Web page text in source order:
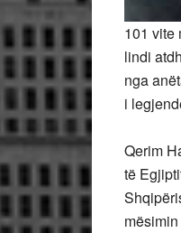
101 vite
lindi
nga
i
Qerim
të